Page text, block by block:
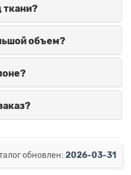
ткани?
объем?
обновлен: 2026-03-31